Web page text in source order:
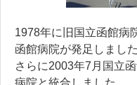
1978年に旧国立函館病
函館病院が発足しました
さらに2003年7月国立
病院と統合しました。